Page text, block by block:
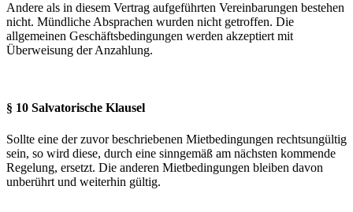
Andere als in diesem Vertrag aufgeführten Vereinbarungen bestehen
nicht. Mündliche Absprachen wurden nicht getroffen. Die
allgemeinen Geschäftsbedingungen werden akzeptiert mit
Überweisung der Anzahlung.
§ 10 Salvatorische Klausel
Sollte eine der zuvor beschriebenen Mietbedingungen rechtsungültig
sein, so wird diese, durch eine sinngemäß am nächsten kommende
Regelung, ersetzt. Die anderen Mietbedingungen bleiben davon
unberührt und weiterhin gültig.